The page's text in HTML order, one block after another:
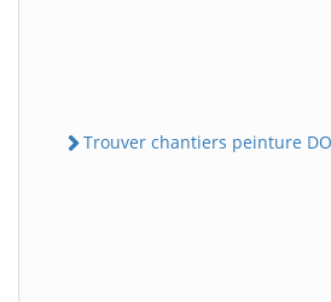
Trouver chantiers peinture